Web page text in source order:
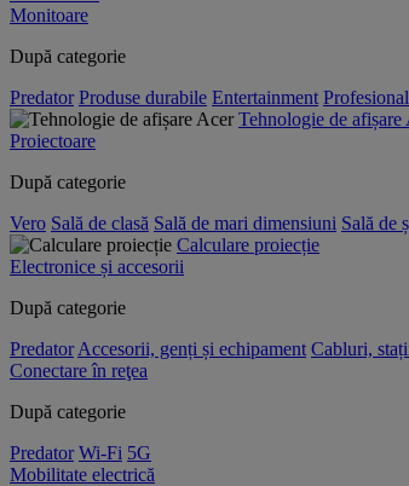
Monitoare
După categorie
Predator Produse durabile Entertainment
Tehnologie de afișare
Proiectoare
După categorie
Vero Sală de clasă Sală de mari dimensiuni Sală de
Calculare proiecție
Electronice și accesorii
După categorie
Predator Accesorii, genți și echipament Cabluri,
Conectare în reţea
După categorie
Predator Wi-Fi 5G
Mobilitate electrică